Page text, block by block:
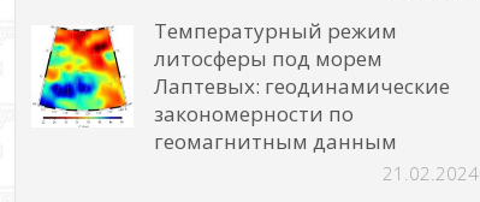
Температурный режим
литосферы под морем
Лаптевых: геодинамические
закономерности по
геомагнитным данным
21.02.2024